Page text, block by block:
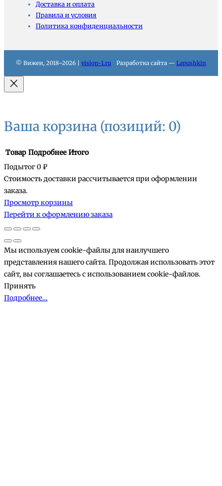
Доставка и оплата
Правила и условия
Политика конфиденциальности
© Вижен, 2018–2026 | vision-1.ru Разработка сайта — Lapushkin
Ваша корзина (позиций: 0)
Товары
в
корзине
Товар Подробнее Итого
Подытог0 ₽
Стоимость доставки рассчитывается при оформлении
заказа.
Просмотр корзины
Перейти к оформлению заказа
Мы используем cookie-файлы для наилучшего
представления нашего сайта. Продолжая использовать этот
сайт, вы соглашаетесь с использованием cookie-файлов.
Принять
Подробнее…